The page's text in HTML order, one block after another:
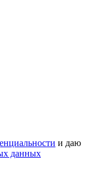
и даю
данных